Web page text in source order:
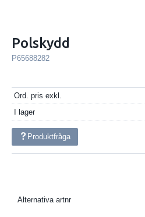
Polskydd
P65688282
Ord. pris exkl.
I lager
Produktfråga
Alternativa artnr